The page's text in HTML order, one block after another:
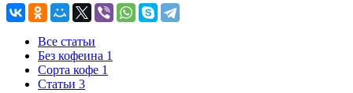
Все статьи
Без кофеина 1
Сорта кофе 1
Статьи 3